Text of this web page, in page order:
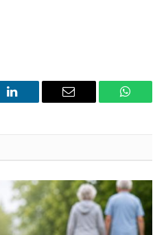
LinkedIn Email